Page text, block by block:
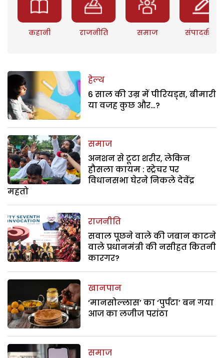
कहानी राजनीति समाज संपादकीय
हेल्थ
6 साल की उम्र में पीरियड्स, बीमारी
या वजह कुछ और…?
समाज
अनशन से टूटा शरीर, लेकिन
हौसला कायम : स्ट्रेचर पर
विधानसभा घेरने निकले देवेंद्र
महतो
राजनीति
सवाल पूछने वाले की जबान काटने
वाले प्रधानमंत्री की नसीहत कितनी
कारगर?
खानपान
‘मानसोल्लास’ का ‘पुर्पटा’ बन गया
आज का लजीज परांठा
समाज